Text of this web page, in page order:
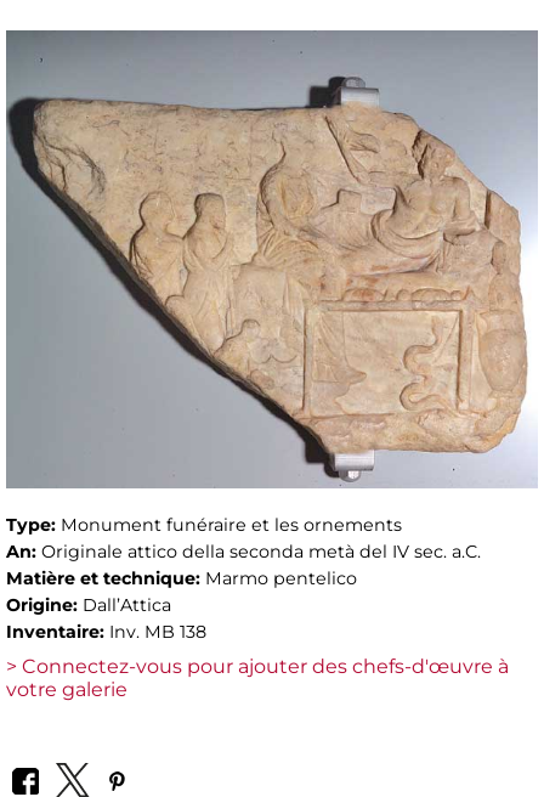
Type: Monument funéraire et les ornements
An: Originale attico della seconda metà del IV sec. a.C.
Matière et technique: Marmo pentelico
Origine: Dall’Attica
Inventaire: Inv. MB 138
> Connectez-vous pour ajouter des chefs-d'œuvre à
votre galerie